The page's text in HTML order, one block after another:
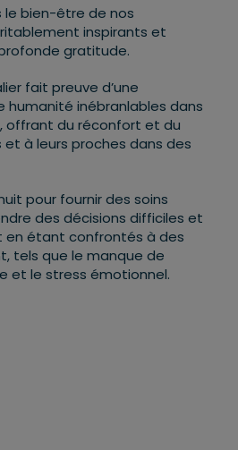
bien-être de nos
inspirants et
gratitude.
fait preuve d’une
humanité inébranlables dans
offrant du réconfort et du
à leurs proches dans des
pour fournir des soins
des décisions difficiles et
en étant confrontés à des
tels que le manque de
et le stress émotionnel.